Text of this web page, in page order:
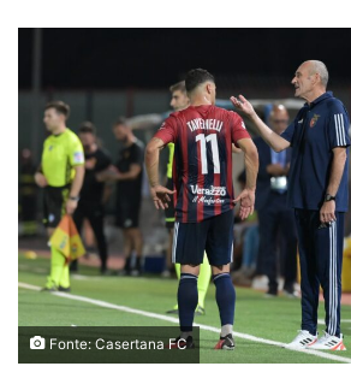
Fonte: Casertana FC